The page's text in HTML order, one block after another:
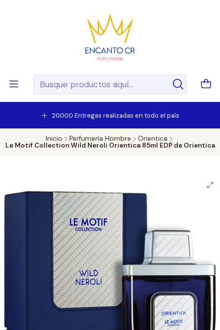
20.000 Entregas realizadas en todo el país
Inicio Perfumería Hombre
Orientica
Le Motif Collection Wild Neroli Orientica 85ml EDP de Orientica